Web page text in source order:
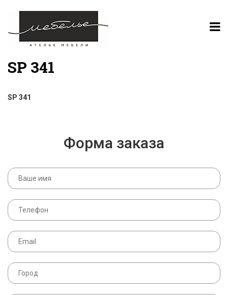
SP 341
SP 341
Форма заказа